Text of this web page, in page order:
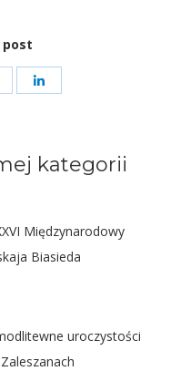
post
Share
kategorii
Międzynarodowy
Biasieda
uroczystości